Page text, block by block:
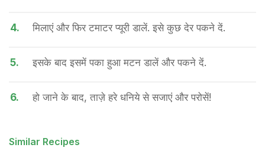
4. मिलाएं और फिर टमाटर प्यूरी डालें. इसे कुछ देर पकने दें.
5. इसके बाद इसमें पका हुआ मटन डालें और पकने दें.
6. हो जाने के बाद, ताज़े हरे धनिये से सजाएं और परोसें!
Similar Recipes